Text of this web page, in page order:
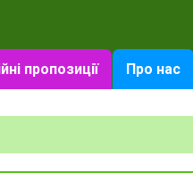
пропозиції Про нас